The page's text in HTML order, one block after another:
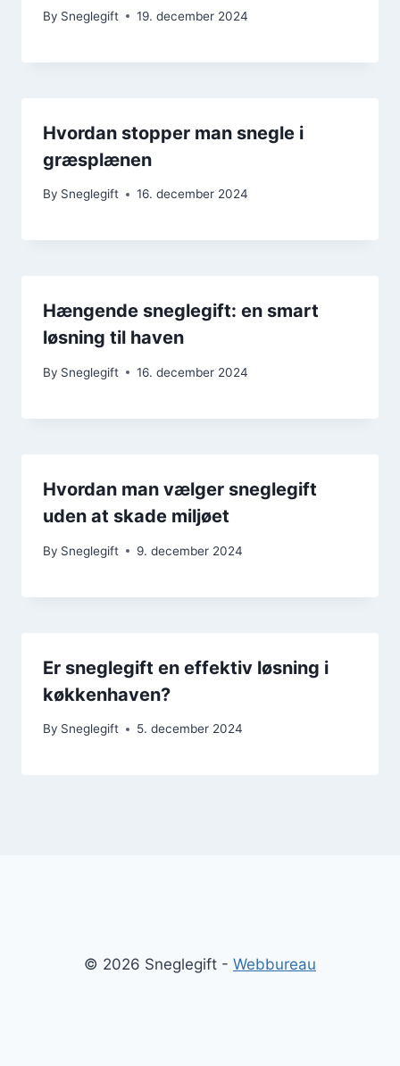
By Sneglegift 19. december 2024
Hvordan stopper man snegle i
græsplænen
By Sneglegift 16. december 2024
Hængende sneglegift: en smart
løsning til haven
By Sneglegift 16. december 2024
Hvordan man vælger sneglegift
uden at skade miljøet
By Sneglegift 9. december 2024
Er sneglegift en effektiv løsning i
køkkenhaven?
By Sneglegift 5. december 2024
© 2026 Sneglegift - Webbureau